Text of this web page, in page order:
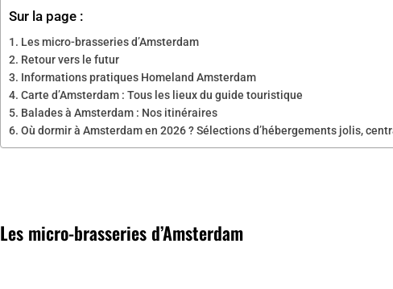
Sur la page :
Les micro-brasseries d’Amsterdam
Retour vers le futur
Informations pratiques Homeland Amsterdam
Carte d’Amsterdam : Tous les lieux du guide touristique
Balades à Amsterdam : Nos itinéraires
Où dormir à Amsterdam en 2026 ? Sélections d’hébergements jolis,
Les micro-brasseries d’Amsterdam